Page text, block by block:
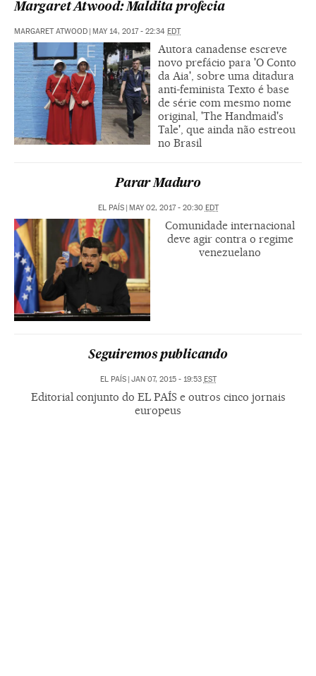
Margaret Atwood: Maldita profecia
MARGARET ATWOOD | MAY 14, 2017 - 22:34 EDT
Autora canadense escreve
novo prefácio para 'O Conto
da Aia', sobre uma ditadura
anti-feminista Texto é base
de série com mesmo nome
original, 'The Handmaid's
Tale', que ainda não estreou
no Brasil
Parar Maduro
EL PAÍS | MAY 02, 2017 - 20:30 EDT
Comunidade internacional
deve agir contra o regime
venezuelano
Seguiremos publicando
EL PAÍS | JAN 07, 2015 - 19:53 EST
Editorial conjunto do EL PAÍS e outros cinco jornais
europeus